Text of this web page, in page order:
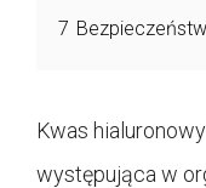
7
Kwas
występująca w